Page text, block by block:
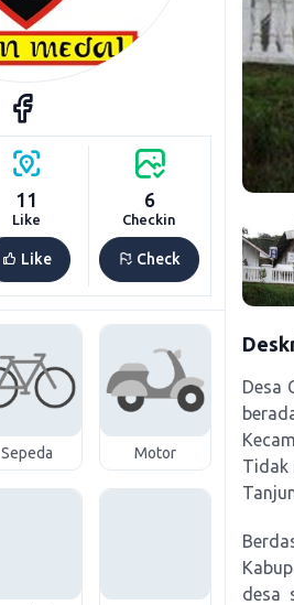
11
Like
Like
6
Checkin
Check
Sepeda Motor
Desa
Tidak
desa